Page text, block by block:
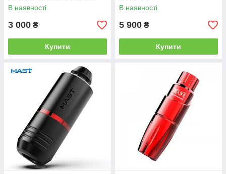
В наявності
3 000 ₴
Купити
В наявності
5 900 ₴
Купити